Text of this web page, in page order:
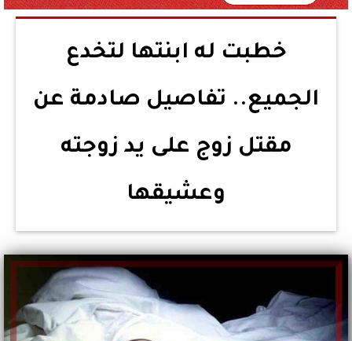
خطبت له ابنتها لتخدع
الجميع.. تفاصيل صادمة عن
مقتل زوج على يد زوجته
وعشيقها